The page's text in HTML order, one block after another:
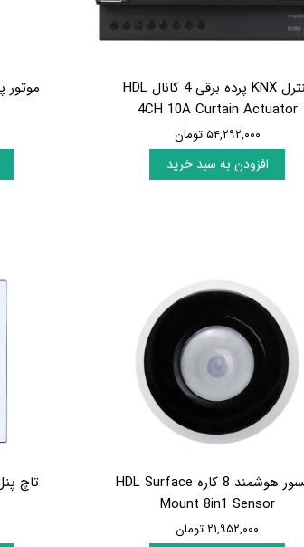
کنترل KNX پرده برقی 4 کانال HDL
4CH 10A Curtain Actuator
۵۴,۲۹۲,۰۰۰ تومان
افزودن به سبد خرید
سنسور هوشمند 8 کاره HDL Surface
Mount 8in1 Sensor
۲۱,۹۵۲,۰۰۰ تومان